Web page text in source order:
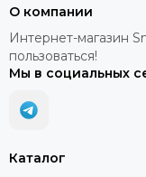
Каталог
О компании
Интернет-магазин
пользоваться!
Мы в социальных